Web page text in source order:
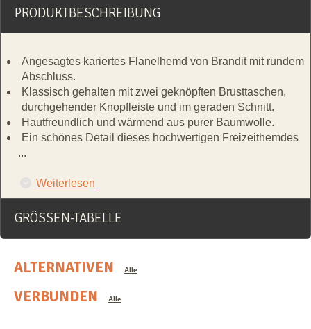
PRODUKTBESCHREIBUNG
Angesagtes kariertes Flanelhemd von Brandit mit rundem
Abschluss.
Klassisch gehalten mit zwei geknöpften Brusttaschen,
durchgehender Knopfleiste und im geraden Schnitt.
Hautfreundlich und wärmend aus purer Baumwolle.
Ein schönes Detail dieses hochwertigen Freizeithemdes
...
Weiterlesen
GRÖSSEN-TABELLE
ALTERNATIVEN Alle
VERBUNDEN Alle